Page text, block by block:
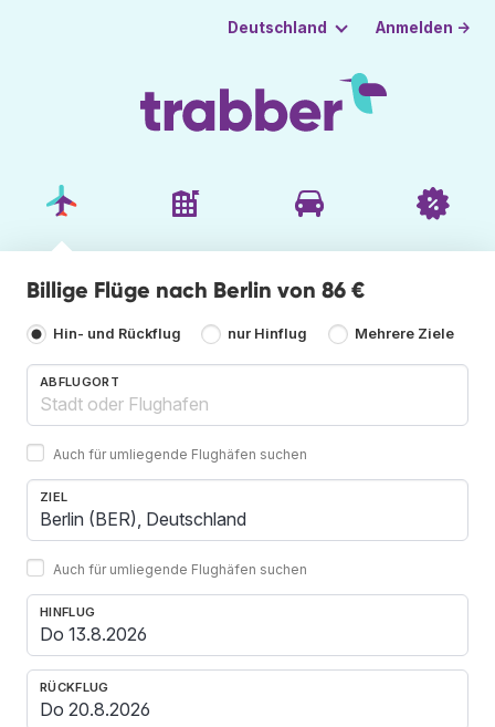
Deutschland Anmelden →
Billige Flüge nach Berlin von 86 €
Hin- und Rückflug nur Hinflug Mehrere Ziele
ABFLUGORT
Auch für umliegende Flughäfen suchen
ZIEL
Auch für umliegende Flughäfen suchen
HINFLUG
RÜCKFLUG